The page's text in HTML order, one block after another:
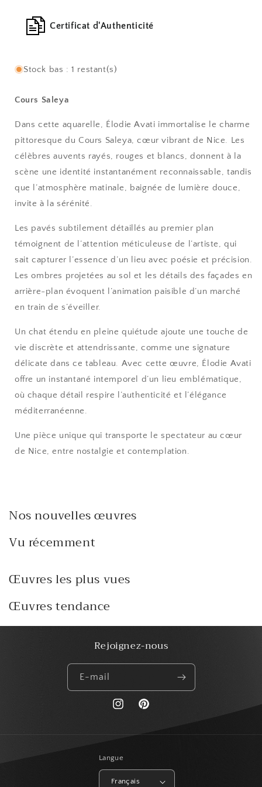
Certificat d'Authenticité
Stock bas : 1 restant(s)
Cours Saleya
Dans cette aquarelle, Élodie Avati immortalise le charme
pittoresque du Cours Saleya, cœur vibrant de Nice. Les
célèbres auvents rayés, rouges et blancs, donnent à la
scène une identité instantanément reconnaissable, tandis
que l’atmosphère matinale, baignée de lumière douce,
invite à la sérénité.
Les pavés subtilement détaillés au premier plan
témoignent de l’attention méticuleuse de l’artiste, qui
sait capturer l’essence d’un lieu avec poésie et précision.
Les ombres projetées au sol et les détails des façades en
arrière-plan évoquent l’animation paisible d’un marché
en train de s’éveiller.
Un chat étendu en pleine quiétude ajoute une touche de
vie discrète et attendrissante, comme une signature
délicate dans ce tableau. Avec cette œuvre, Élodie Avati
offre un instantané intemporel d’un lieu emblématique,
où chaque détail respire l’authenticité et l’élégance
méditerranéenne.
Une pièce unique qui transporte le spectateur au cœur
de Nice, entre nostalgie et contemplation.
Nos nouvelles œuvres
Vu récemment
Œuvres les plus vues
Œuvres tendance
Rejoignez-nous
E-mail
https://www.instagram.com/
Pinterest
Langue
Français